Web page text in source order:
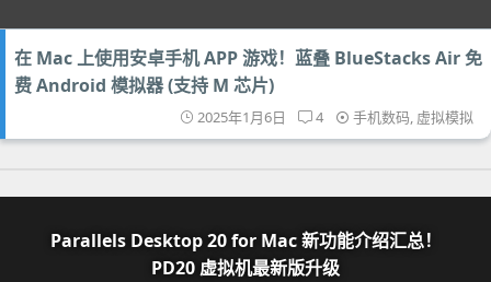
在 Mac 上使用安卓手机 APP 游戏！蓝叠 BlueStacks Air 免
费 Android 模拟器 (支持 M 芯片)
2025年1月6日 4 手机数码, 虚拟模拟
Parallels Desktop 20 for Mac 新功能介绍汇总！
PD20 虚拟机最新版升级